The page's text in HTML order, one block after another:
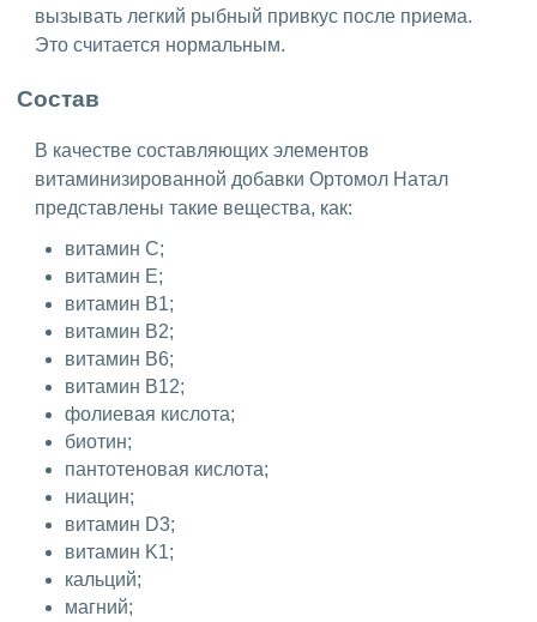
вызывать легкий рыбный привкус после приема.
Это считается нормальным.
Состав
В качестве составляющих элементов
витаминизированной добавки Ортомол Натал
представлены такие вещества, как:
витамин C;
витамин E;
витамин B1;
витамин B2;
витамин B6;
витамин B12;
фолиевая кислота;
биотин;
пантотеновая кислота;
ниацин;
витамин D3;
витамин K1;
кальций;
магний;